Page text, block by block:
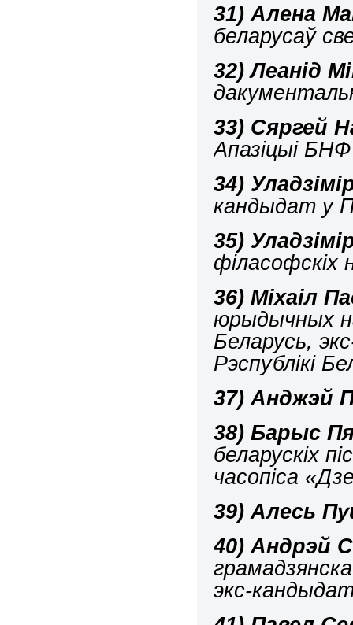
31) Алена
беларусаў
32) Леанід
33) Сяргей
Апазіцыі
34)
кандыдат у
35)
філасофскіх
36) Міхаіл
юрыдычных
Беларусь,
Рэспублікі
37) Анджэй
38) Барыс
беларускіх
часопіса
39) Алесь
40) Андрэй
экс-